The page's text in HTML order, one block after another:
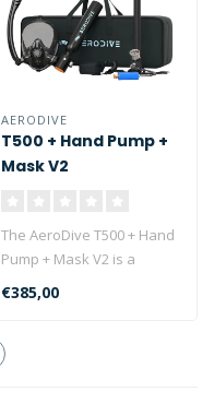
AERODIVE
T500 + Hand Pump +
Mask V2
The AeroDive T500 + Hand
Pump + Mask V2 is a
unparal..
€385,00